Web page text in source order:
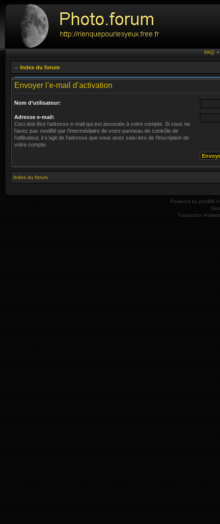
FAQ
Index du forum
Envoyer l’e-mail d’activation
Nom d’utilisateur:
Adresse e-mail:
Ceci doit être l’adresse e-mail qui est associée à votre compte. Si vous ne
l’avez pas modifié par l’intermédiaire de votre panneau de contrôle de
l’utilisateur, il s’agit de l’adresse que vous avez saisi lors de l’inscription de
votre compte.
Index du forum
Powered by phpBB ©
Traduction